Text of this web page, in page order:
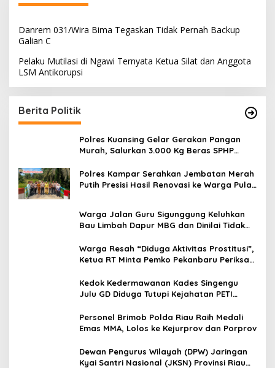
Danrem 031/Wira Bima Tegaskan Tidak Pernah Backup
Galian C
Pelaku Mutilasi di Ngawi Ternyata Ketua Silat dan Anggota
LSM Antikorupsi
Berita Politik
Polres Kuansing Gelar Gerakan Pangan
Murah, Salurkan 3.000 Kg Beras SPHP
Polres Kampar Serahkan Jembatan Merah
Putih Presisi Hasil Renovasi ke Warga Pulau
Warga Jalan Guru Sigunggung Keluhkan
Bau Limbah Dapur MBG dan Dinilai Tidak
Warga Resah “Diduga Aktivitas Prostitusi”,
Ketua RT Minta Pemko Pekanbaru Periksa
Jalan Tanjung Datuk
Kedok Kedermawanan Kades Singengu
Julu GD Diduga Tutupi Kejahatan PETI
Personel Brimob Polda Riau Raih Medali
Emas MMA, Lolos ke Kejurprov dan Porprov
Dewan Pengurus Wilayah (DPW) Jaringan
Kyai Santri Nasional (JKSN) Provinsi Riau